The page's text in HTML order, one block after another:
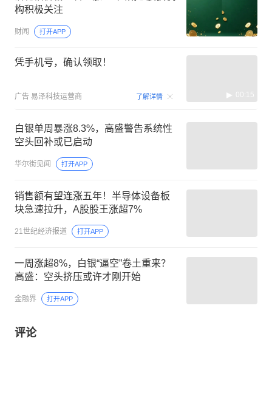
构积极关注
财闻 打开APP
凭手机号，确认领取！
广告 易泽科技运营商 了解详情 00:15
白银单周暴涨8.3%，高盛警告系统性
空头回补或已启动
华尔街见闻 打开APP
销售额有望连涨五年！半导体设备板
块急速拉升，A股股王涨超7%
21世纪经济报道 打开APP
一周涨超8%，白银“逼空”卷土重来？
高盛：空头挤压或许才刚开始
金融界 打开APP
评论